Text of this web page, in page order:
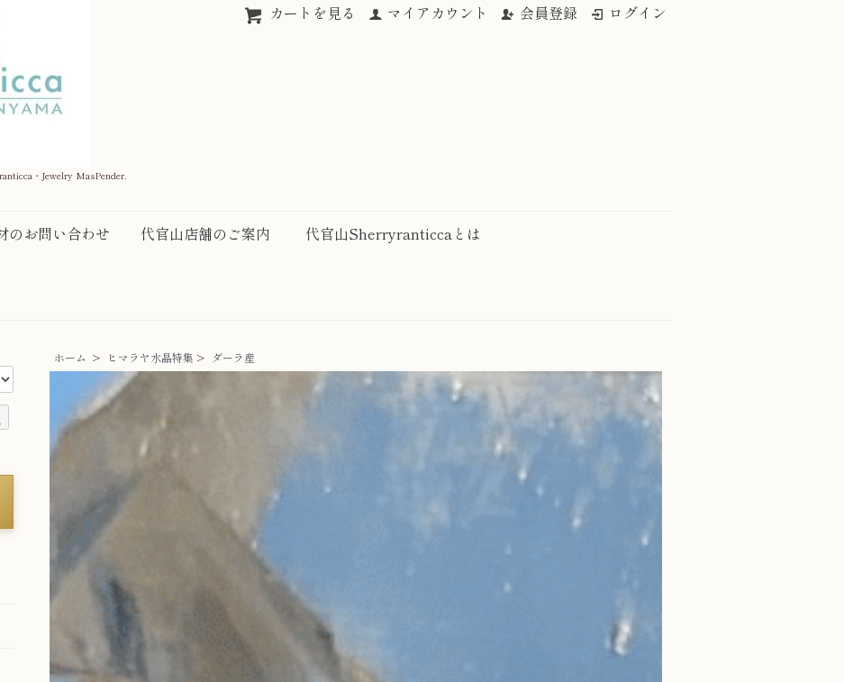
カートを見る マイアカウント 会員登録 ログイン
・Jewelry MasPender.
のお問い合わせ 代官山店舗のご案内 代官山Sherryranticcaとは
ホーム > ヒマラヤ水晶特集 > ダーラ産